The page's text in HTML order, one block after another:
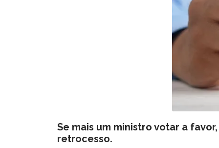
Se mais um ministro votar a
retrocesso.